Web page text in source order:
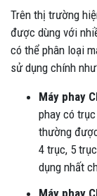
Trên thị trường
được dùng với
có thể phân loại
sử dụng chính
Máy phay
phay có
thường
4 trục, 5
dụng nhất